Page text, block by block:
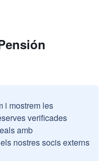
i mostrem les
verificades
amb
nostres socis externs